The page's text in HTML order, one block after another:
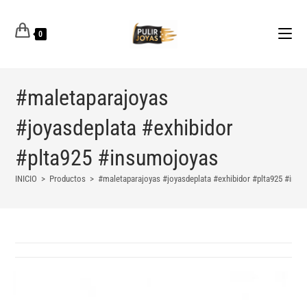
0
#maletaparajoyas
#joyasdeplata #exhibidor
#plta925 #insumojoyas
INICIO > Productos > #maletaparajoyas #joyasdeplata #exhibidor #plta925